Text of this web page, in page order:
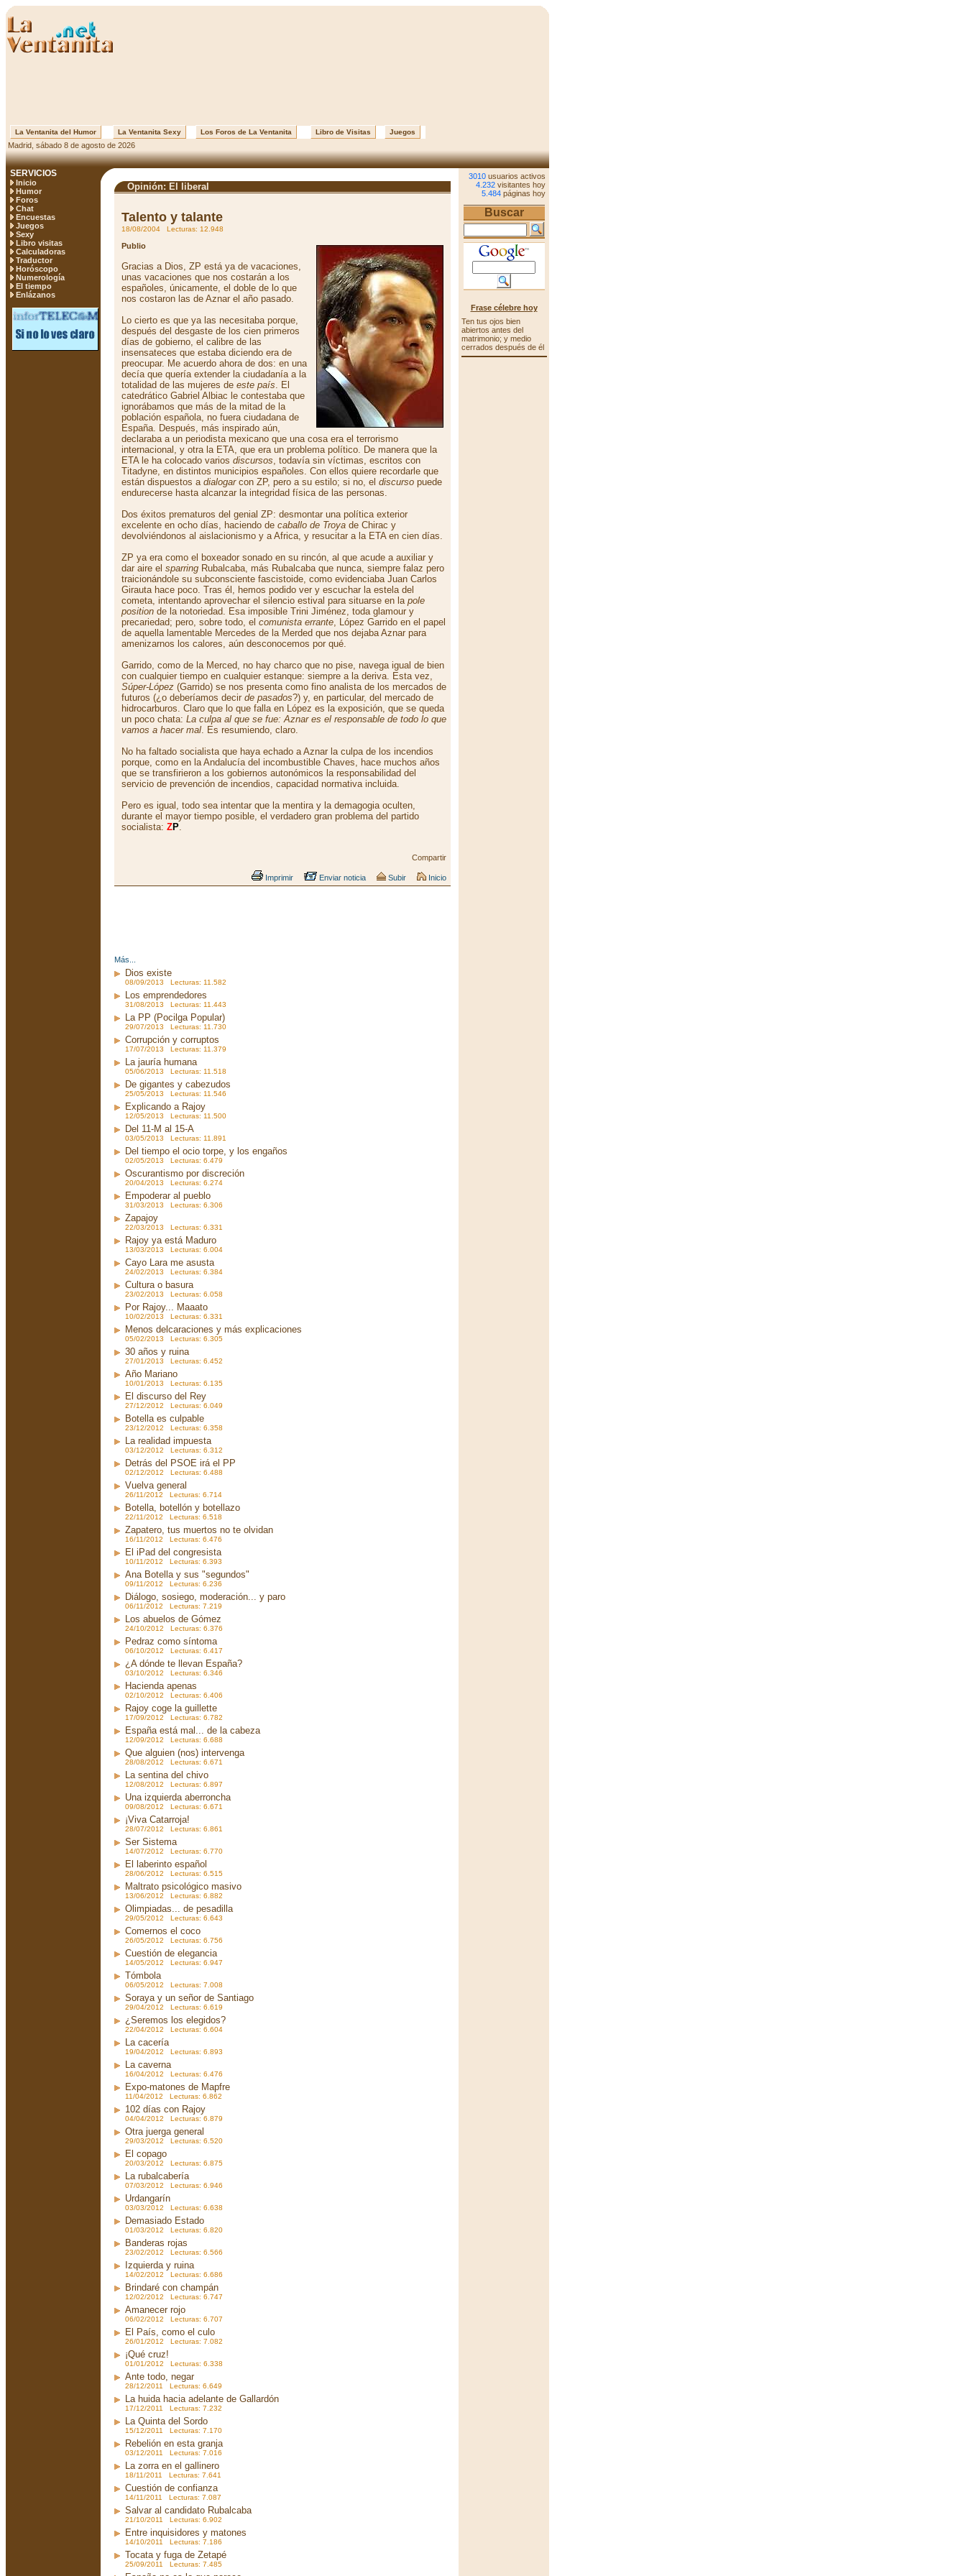
La Ventanita del Humor La Ventanita Sexy Los Foros de La Ventanita Libro de Visitas Juegos
Madrid, sábado 8 de agosto de 2026
SERVICIOS
Inicio
Humor
Foros
Chat
Encuestas
Juegos
Sexy
Libro visitas
Calculadoras
Traductor
Horóscopo
Numerología
El tiempo
Enlázanos
Opinión: El liberal
Talento y talante
18/08/2004 Lecturas: 12.948
Publio
Gracias a Dios, ZP está ya de vacaciones,
unas vacaciones que nos costarán a los
españoles, únicamente, el doble de lo que
nos costaron las de Aznar el año pasado.
Lo cierto es que ya las necesitaba porque,
después del desgaste de los cien primeros
días de gobierno, el calibre de las
insensateces que estaba diciendo era de
preocupar. Me acuerdo ahora de dos: en una
decía que quería extender la ciudadanía a la
totalidad de las mujeres de este país. El
catedrático Gabriel Albiac le contestaba que
ignorábamos que más de la mitad de la
población española, no fuera ciudadana de
España. Después, más inspirado aún,
declaraba a un periodista mexicano que una cosa era el terrorismo
internacional, y otra la ETA, que era un problema político. De manera que la
ETA le ha colocado varios discursos, todavía sin víctimas, escritos con
Titadyne, en distintos municipios españoles. Con ellos quiere recordarle que
están dispuestos a dialogarcon ZP, pero a su estilo; si no, el discurso puede
endurecerse hasta alcanzar la integridad física de las personas.
Dos éxitos prematuros del genial ZP: desmontar una política exterior
excelente en ocho días, haciendo de caballo de Troya de Chirac y
devolviéndonos al aislacionismo y a Africa, y resucitar a la ETA en cien días.
ZP ya era como el boxeador sonado en su rincón, al que acude a auxiliar y
dar aire el sparring Rubalcaba, más Rubalcaba que nunca, siempre falaz pero
traicionándole su subconsciente fascistoide, como evidenciaba Juan Carlos
Girauta hace poco. Tras él, hemos podido ver y escuchar la estela del
cometa, intentando aprovechar el silencio estival para situarse en la pole
position de la notoriedad. Esa imposible Trini Jiménez, toda glamour y
precariedad; pero, sobre todo, el comunista errante, López Garrido en el papel
de aquella lamentable Mercedes de la Merded que nos dejaba Aznar para
amenizarnos los calores, aún desconocemos por qué.
Garrido, como de la Merced, no hay charco que no pise, navega igual de bien
con cualquier tiempo en cualquier estanque: siempre a la deriva. Esta vez,
Súper-López (Garrido) se nos presenta como fino analista de los mercados de
futuros (¿o deberíamos decir de pasados?) y, en particular, del mercado de
hidrocarburos. Claro que lo que falla en López es la exposición, que se queda
un poco chata: La culpa al que se fue: Aznar es el responsable de todo lo que
vamos a hacer mal. Es resumiendo, claro.
No ha faltado socialista que haya echado a Aznar la culpa de los incendios
porque, como en la Andalucía del incombustible Chaves, hace muchos años
que se transfirieron a los gobiernos autonómicos la responsabilidad del
servicio de prevención de incendios, capacidad normativa incluida.
Pero es igual, todo sea intentar que la mentira y la demagogia oculten,
durante el mayor tiempo posible, el verdadero gran problema del partido
socialista: ZP.
Compartir
Imprimir Enviar noticia Subir Inicio
Más...
Dios existe
08/09/2013 Lecturas: 11.582
Los emprendedores
31/08/2013 Lecturas: 11.443
La PP (Pocilga Popular)
29/07/2013 Lecturas: 11.730
Corrupción y corruptos
17/07/2013 Lecturas: 11.379
La jauría humana
05/06/2013 Lecturas: 11.518
De gigantes y cabezudos
25/05/2013 Lecturas: 11.546
Explicando a Rajoy
12/05/2013 Lecturas: 11.500
Del 11-M al 15-A
03/05/2013 Lecturas: 11.891
Del tiempo el ocio torpe, y los engaños
02/05/2013 Lecturas: 6.479
Oscurantismo por discreción
20/04/2013 Lecturas: 6.274
Empoderar al pueblo
31/03/2013 Lecturas: 6.306
Zapajoy
22/03/2013 Lecturas: 6.331
Rajoy ya está Maduro
13/03/2013 Lecturas: 6.004
Cayo Lara me asusta
24/02/2013 Lecturas: 6.384
Cultura o basura
23/02/2013 Lecturas: 6.058
Por Rajoy... Maaato
10/02/2013 Lecturas: 6.331
Menos delcaraciones y más explicaciones
05/02/2013 Lecturas: 6.305
30 años y ruina
27/01/2013 Lecturas: 6.452
Año Mariano
10/01/2013 Lecturas: 6.135
El discurso del Rey
27/12/2012 Lecturas: 6.049
Botella es culpable
23/12/2012 Lecturas: 6.358
La realidad impuesta
03/12/2012 Lecturas: 6.312
Detrás del PSOE irá el PP
02/12/2012 Lecturas: 6.488
Vuelva general
26/11/2012 Lecturas: 6.714
Botella, botellón y botellazo
22/11/2012 Lecturas: 6.518
Zapatero, tus muertos no te olvidan
16/11/2012 Lecturas: 6.476
El iPad del congresista
10/11/2012 Lecturas: 6.393
Ana Botella y sus "segundos"
09/11/2012 Lecturas: 6.236
Diálogo, sosiego, moderación... y paro
06/11/2012 Lecturas: 7.219
Los abuelos de Gómez
24/10/2012 Lecturas: 6.376
Pedraz como síntoma
06/10/2012 Lecturas: 6.417
¿A dónde te llevan España?
03/10/2012 Lecturas: 6.346
Hacienda apenas
02/10/2012 Lecturas: 6.406
Rajoy coge la guillette
17/09/2012 Lecturas: 6.782
España está mal... de la cabeza
12/09/2012 Lecturas: 6.688
Que alguien (nos) intervenga
28/08/2012 Lecturas: 6.671
La sentina del chivo
12/08/2012 Lecturas: 6.897
Una izquierda aberroncha
09/08/2012 Lecturas: 6.671
¡Viva Catarroja!
28/07/2012 Lecturas: 6.861
Ser Sistema
14/07/2012 Lecturas: 6.770
El laberinto español
28/06/2012 Lecturas: 6.515
Maltrato psicológico masivo
13/06/2012 Lecturas: 6.882
Olimpiadas... de pesadilla
29/05/2012 Lecturas: 6.643
Comernos el coco
26/05/2012 Lecturas: 6.756
Cuestión de elegancia
14/05/2012 Lecturas: 6.947
Tómbola
06/05/2012 Lecturas: 7.008
Soraya y un señor de Santiago
29/04/2012 Lecturas: 6.619
¿Seremos los elegidos?
22/04/2012 Lecturas: 6.604
La cacería
19/04/2012 Lecturas: 6.893
La caverna
16/04/2012 Lecturas: 6.476
Expo-matones de Mapfre
11/04/2012 Lecturas: 6.862
102 días con Rajoy
04/04/2012 Lecturas: 6.879
Otra juerga general
29/03/2012 Lecturas: 6.520
El copago
20/03/2012 Lecturas: 6.875
La rubalcabería
07/03/2012 Lecturas: 6.946
Urdangarín
03/03/2012 Lecturas: 6.638
Demasiado Estado
01/03/2012 Lecturas: 6.820
Banderas rojas
23/02/2012 Lecturas: 6.566
Izquierda y ruina
14/02/2012 Lecturas: 6.686
Brindaré con champán
12/02/2012 Lecturas: 6.747
Amanecer rojo
06/02/2012 Lecturas: 6.707
El País, como el culo
26/01/2012 Lecturas: 7.082
¡Qué cruz!
01/01/2012 Lecturas: 6.338
Ante todo, negar
28/12/2011 Lecturas: 6.649
La huida hacia adelante de Gallardón
17/12/2011 Lecturas: 7.232
La Quinta del Sordo
15/12/2011 Lecturas: 7.170
Rebelión en esta granja
03/12/2011 Lecturas: 7.016
La zorra en el gallinero
18/11/2011 Lecturas: 7.641
Cuestión de confianza
14/11/2011 Lecturas: 7.087
Salvar al candidato Rubalcaba
21/10/2011 Lecturas: 6.902
Entre inquisidores y matones
14/10/2011 Lecturas: 7.186
Tocata y fuga de Zetapé
25/09/2011 Lecturas: 7.485
3010 usuarios activos
4.232 visitantes hoy
5.484 páginas hoy
Buscar
Frase célebre hoy
Ten tus ojos bien
abiertos antes del
matrimonio; y medio
cerrados después de él